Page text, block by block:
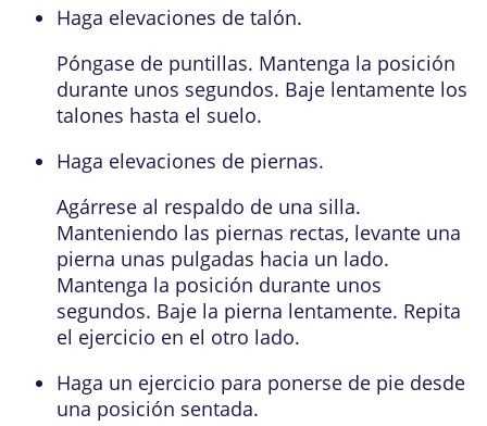
Haga elevaciones de talón.
Póngase de puntillas. Mantenga la posición
durante unos segundos. Baje lentamente los
talones hasta el suelo.
Haga elevaciones de piernas.
Agárrese al respaldo de una silla.
Manteniendo las piernas rectas, levante una
pierna unas pulgadas hacia un lado.
Mantenga la posición durante unos
segundos. Baje la pierna lentamente. Repita
el ejercicio en el otro lado.
Haga un ejercicio para ponerse de pie desde
una posición sentada.